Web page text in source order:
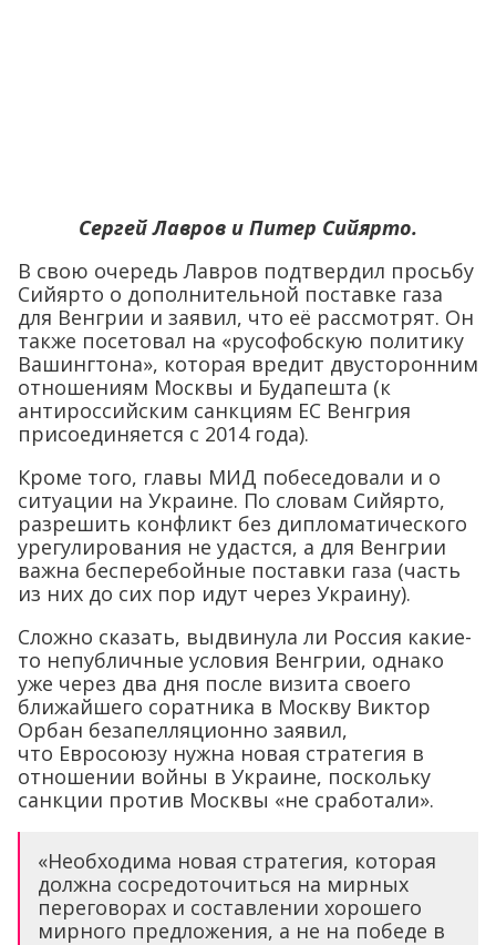
Сергей Лавров и Питер Сийярто.
В свою очередь Лавров подтвердил просьбу
Сийярто о дополнительной поставке газа
для Венгрии и заявил, что её рассмотрят. Он
также посетовал на «русофобскую политику
Вашингтона», которая вредит двусторонним
отношениям Москвы и Будапешта (к
антироссийским санкциям ЕС Венгрия
присоединяется с 2014 года).
Кроме того, главы МИД побеседовали и о
ситуации на Украине. По словам Сийярто,
разрешить конфликт без дипломатического
урегулирования не удастся, а для Венгрии
важна бесперебойные поставки газа (часть
из них до сих пор идут через Украину).
Сложно сказать, выдвинула ли Россия какие-
то непубличные условия Венгрии, однако
уже через два дня после визита своего
ближайшего соратника в Москву Виктор
Орбан безапелляционно заявил,
что Евросоюзу нужна новая стратегия в
отношении войны в Украине, поскольку
санкции против Москвы «не сработали».
«Необходима новая стратегия, которая
должна сосредоточиться на мирных
переговорах и составлении хорошего
мирного предложения, а не на победе в